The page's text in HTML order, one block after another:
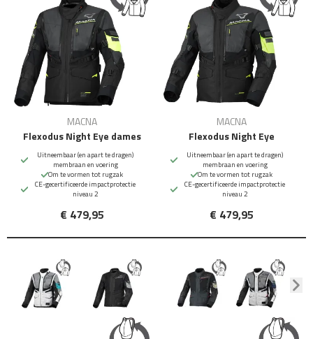
MACNA
Flexodus Night Eye dames
Uitneembaar (en apart te dragen)
membraan en voering
Om te vormen tot rugzak
CE-gecertificeerde impactprotectie
niveau 2
€ 479,95
MACNA
Flexodus Night Eye
Uitneembaar (en apart te dragen)
membraan en voering
Om te vormen tot rugzak
CE-gecertificeerde impactprotectie
niveau 2
€ 479,95